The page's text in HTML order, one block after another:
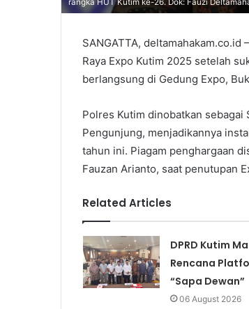
rangka HUT Kutim ke-26. Dok: Fauzi
SANGATTA,
Raya Expo Kutim 2025 setelah
berlangsung di Gedung Expo,
Polres Kutim dinobatkan
Pengunjung, menjadikannya
tahun ini. Piagam penghargaan
Fauzan Arianto, saat penutupan
Related Articles
DPRD Kutim
Rencana
“Sapa Dewan”
06 August 2026